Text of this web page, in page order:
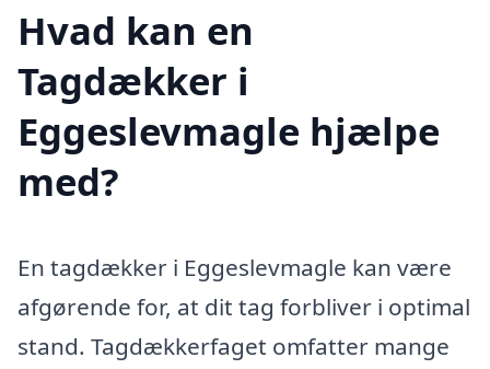
Hvad kan en
Tagdækker i
Eggeslevmagle hjælpe
med?
En tagdækker i Eggeslevmagle kan være
afgørende for, at dit tag forbliver i optimal
stand. Tagdækkerfaget omfatter mange